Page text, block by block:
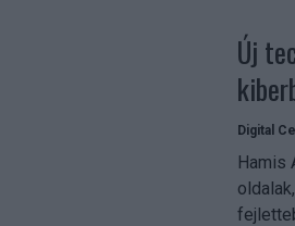
Új
Digital
Hamis